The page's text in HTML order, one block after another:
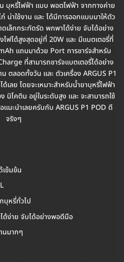
บุหรี่ไฟฟ้า แบบ พอตไฟฟ้า จากทางค่าย
น่าใช้งาน และ ได้มีการออกแบบมาให้ตัว
เล็กกระทัดรัด พกพาได้ง่าย จับได้อย่าง
ไฟได้สูงสุดอยู่ที่ 20W และ มีแบตเตอรี่ที่
แถมมาด้วย Port การชาร์จสำหรับ
ที่สามารถชาร์จแบตเตอรี่ได้อย่าง
น ตลอดทั้งวัน และ ตัวเครื่อง ARGUS P1
เลย โดยจะเหมาะสำหรับน้ำยาบุหรี่ไฟฟ้า
โคติน อยู่ในระดับสูง และ จะสามารถใช้
นะนำเลยครับกับ ARGUS P1 POD ดี
จริงๆ
เข้มข้น
บุหรี่ทั่วไป
ด้ง่าย จับได้อย่างพอดีมือ
นมากๆ